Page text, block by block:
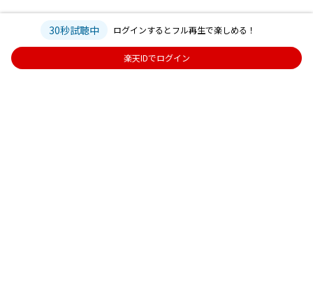
30秒試聴中 ログインするとフル再生で楽しめる！
楽天IDでログイン